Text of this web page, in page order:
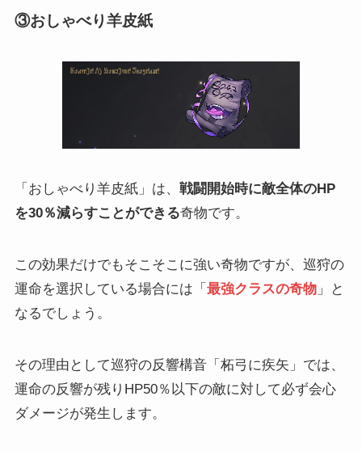
③おしゃべり羊皮紙
「おしゃべり羊皮紙」は、 戦闘開始時に敵全体のHP
を30％減らすことができる奇物です。
この効果だけでもそこそこに強い奇物ですが、巡狩の
運命を選択している場合には「 最強クラスの奇物」と
なるでしょう。
その理由として巡狩の反響構音「柘弓に疾矢」では、
運命の反響が残りHP50％以下の敵に対して必ず会心
ダメージが発生します。